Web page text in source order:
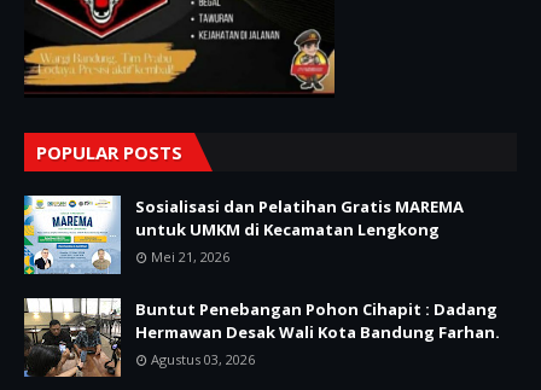
POPULAR POSTS
Sosialisasi dan Pelatihan Gratis MAREMA
untuk UMKM di Kecamatan Lengkong
Mei 21, 2026
Buntut Penebangan Pohon Cihapit : Dadang
Hermawan Desak Wali Kota Bandung Farhan.
Agustus 03, 2026